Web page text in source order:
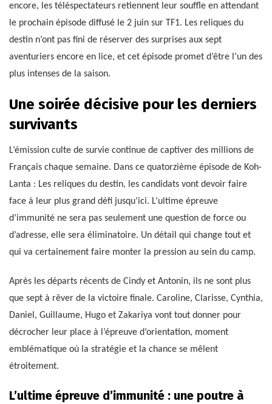
encore, les téléspectateurs retiennent leur souffle en attendant
le prochain épisode diffusé le 2 juin sur TF1. Les reliques du
destin n’ont pas fini de réserver des surprises aux sept
aventuriers encore en lice, et cet épisode promet d’être l’un des
plus intenses de la saison.
Une soirée décisive pour les derniers
survivants
L’émission culte de survie continue de captiver des millions de
Français chaque semaine. Dans ce quatorzième épisode de Koh-
Lanta : Les reliques du destin, les candidats vont devoir faire
face à leur plus grand défi jusqu’ici. L’ultime épreuve
d’immunité ne sera pas seulement une question de force ou
d’adresse, elle sera éliminatoire. Un détail qui change tout et
qui va certainement faire monter la pression au sein du camp.
Après les départs récents de Cindy et Antonin, ils ne sont plus
que sept à rêver de la victoire finale. Caroline, Clarisse, Cynthia,
Daniel, Guillaume, Hugo et Zakariya vont tout donner pour
décrocher leur place à l’épreuve d’orientation, moment
emblématique où la stratégie et la chance se mêlent
étroitement.
L’ultime épreuve d’immunité : une poutre à